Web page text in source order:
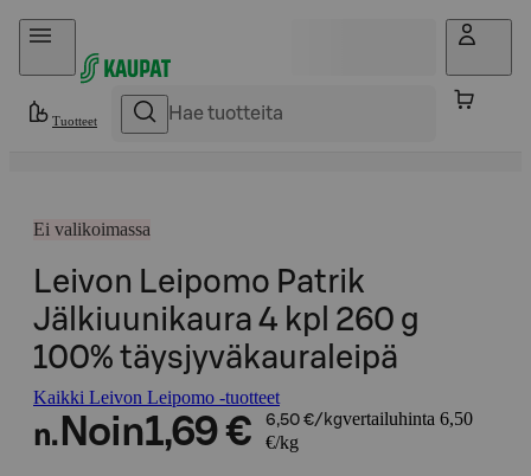
Hyppää sisältöön
Tuotteet
Ei valikoimassa
Leivon Leipomo Patrik
Jälkiuunikaura 4 kpl 260 g
100% täysjyväkauraleipä
Kaikki Leivon Leipomo -tuotteet
n. Noin1,69 € 6,50 €/kgvertailuhinta 6,50
€/kg